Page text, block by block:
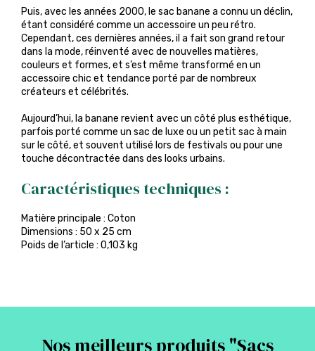
Puis, avec les années 2000, le sac banane a connu un déclin,
étant considéré comme un accessoire un peu rétro.
Cependant, ces dernières années, il a fait son grand retour
dans la mode, réinventé avec de nouvelles matières,
couleurs et formes, et s’est même transformé en un
accessoire chic et tendance porté par de nombreux
créateurs et célébrités.
Aujourd’hui, la banane revient avec un côté plus esthétique,
parfois porté comme un sac de luxe ou un petit sac à main
sur le côté, et souvent utilisé lors de festivals ou pour une
touche décontractée dans des looks urbains.
Caractéristiques techniques :
Matière principale : Coton
Dimensions : 50 x 25 cm
Poids de l’article : 0,103 kg
Nos meilleurs produits "Sacs